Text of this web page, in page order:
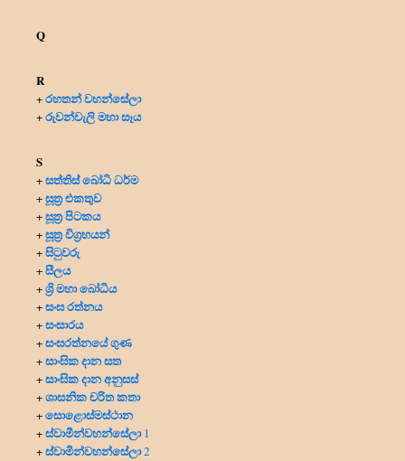
Q
R
+රහතන් වහන්සේලා
+රුවන්වැලි මහා සෑය
S
+සත්තිස් බෝධි ධර්ම
+සූත්‍ර එකතුව
+සූත්‍ර පිටකය
+සූත්‍ර විග්‍රහයන්
+සිටුවරු
+සීලය
+ශ්‍රි මහා බෝධිය
+සංඝ රත්නය
+සංසාරය
+සංඝරත්නයේ ගුණ
+සාංඝික දාන සත
+සාංඝික දාන අනුසස්
+ශාසනික චරිත කතා
+සොළොස්මස්ථාන
+ස්වාමීන්වහන්සේලා1
+ස්වාමීන්වහන්සේලා2